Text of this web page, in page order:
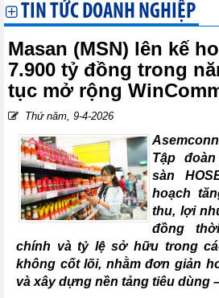
TIN TỨC DOANH NGHIỆP
Masan (MSN) lên kế
7.900 tỷ đồng trong
tục mở rộng
Thứ năm, 9-4-2026
Tập
sàn
hoạch
thu, lợi
đồng
chính và tỷ lệ sở hữu trong
không cốt lõi, nhằm đơn giản
và xây dựng nền tảng tiêu dùng